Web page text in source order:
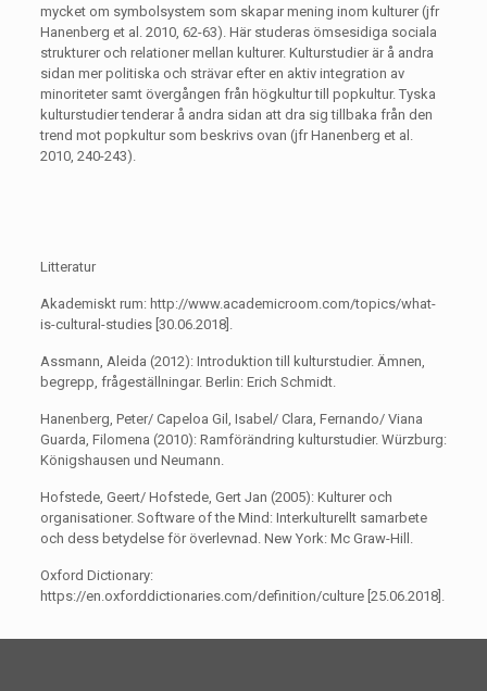
mycket om symbolsystem som skapar mening inom kulturer (jfr
Hanenberg et al. 2010, 62-63). Här studeras ömsesidiga sociala
strukturer och relationer mellan kulturer. Kulturstudier är å andra
sidan mer politiska och strävar efter en aktiv integration av
minoriteter samt övergången från högkultur till popkultur. Tyska
kulturstudier tenderar å andra sidan att dra sig tillbaka från den
trend mot popkultur som beskrivs ovan (jfr Hanenberg et al.
2010, 240-243).
Litteratur
Akademiskt rum: http://www.academicroom.com/topics/what-
is-cultural-studies [30.06.2018].
Assmann, Aleida (2012): Introduktion till kulturstudier. Ämnen,
begrepp, frågeställningar. Berlin: Erich Schmidt.
Hanenberg, Peter/ Capeloa Gil, Isabel/ Clara, Fernando/ Viana
Guarda, Filomena (2010): Ramförändring kulturstudier. Würzburg:
Königshausen und Neumann.
Hofstede, Geert/ Hofstede, Gert Jan (2005): Kulturer och
organisationer. Software of the Mind: Interkulturellt samarbete
och dess betydelse för överlevnad. New York: Mc Graw-Hill.
Oxford Dictionary:
https://en.oxforddictionaries.com/definition/culture [25.06.2018].